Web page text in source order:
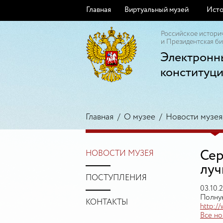
Главная Виртуальный музей
Российское
и Президентская
Главная / О музее / Новости музея
НОВОСТИ МУЗЕЯ
ПОСТУПЛЕНИЯ
КОНТАКТЫ
http://
Все